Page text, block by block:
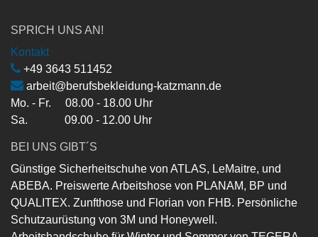
SPRICH UNS AN!
Kontakt
+49 3643 511452
arbeit@berufsbekleidung-katzmann.de
Mo. - Fr. 08.00 - 18.00 Uhr
Sa. 09.00 - 12.00 Uhr
BEI UNS GIBT´S
Günstige Sicherheitschuhe von ATLAS, LeMaitre, und
ABEBA. Preiswerte Arbeitshose von PLANAM, BP und
QUALITEX. Zunfthose und Florian von FHB. Persönliche
Schutzaurüstung von 3M und Honeywell.